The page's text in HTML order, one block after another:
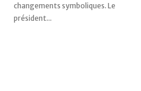
président...